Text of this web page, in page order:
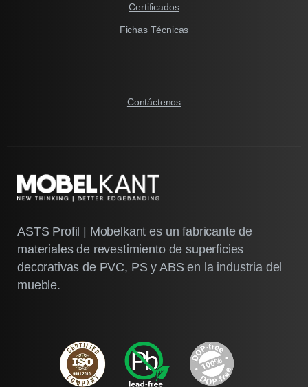
Certificados
Fichas Técnicas
Contáctenos
ASTS Profil | Mobelkant es un fabricante de
materiales de revestimiento de superficies
decorativas de PVC, PS y ABS en la industria del
mueble.